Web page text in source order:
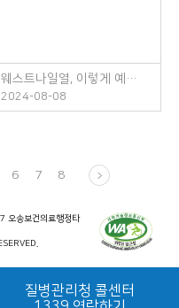
웨스트나일열, 이렇게 예방하세요!
2024-08-08
6 7 8
오송보건의료행정타
질병관리청 콜센터